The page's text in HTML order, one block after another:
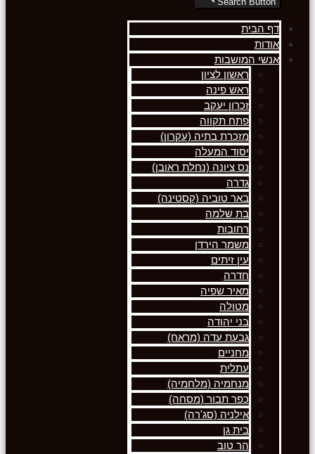
דף הבית
אודות
אנשי המושבות
ראשון לציון
ראש פינה
זכרון יעקב
פתח תקווה
מזכרת בתיה (עקרון)
יסוד המעלה
נס ציונה (נחלת ראובן)
גדרה
באר טוביה (קסטינה)
בת שלמה
רחובות
משמר הירדן
עין זיתים
חדרה
מאיר שפיה
מטולה
בני יהודה
גבעת עדה (מראח)
מחניים
עתלית
מנחמיה (מלחמיה)
כפר תבור (מסחה)
אילניה (סג'רה)
בית גן
הר טוב